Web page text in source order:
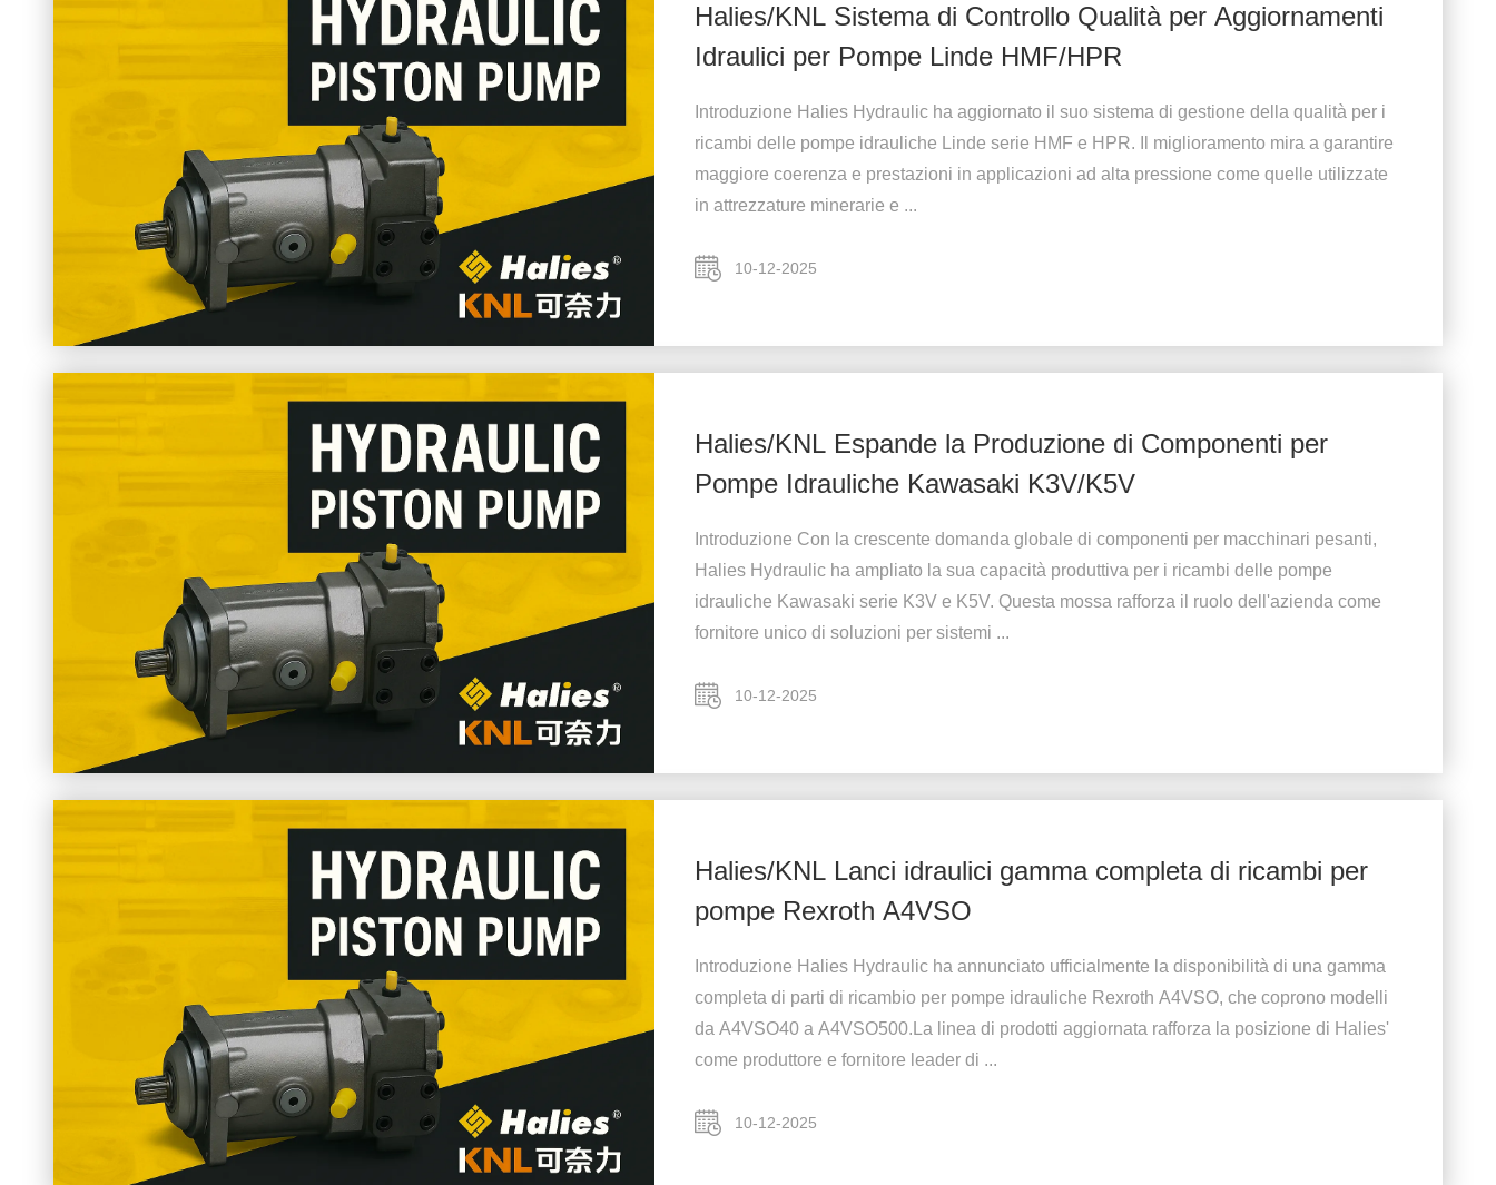
Halies/KNL Sistema di Controllo Qualità per Aggiornamenti
Idraulici per Pompe Linde HMF/HPR
Introduzione Halies Hydraulic ha aggiornato il suo sistema di gestione della qualità per i
ricambi delle pompe idrauliche Linde serie HMF e HPR. Il miglioramento mira a garantire
maggiore coerenza e prestazioni in applicazioni ad alta pressione come quelle utilizzate
in attrezzature minerarie e ...
10-12-2025
Halies/KNL Espande la Produzione di Componenti per
Pompe Idrauliche Kawasaki K3V/K5V
Introduzione Con la crescente domanda globale di componenti per macchinari pesanti,
Halies Hydraulic ha ampliato la sua capacità produttiva per i ricambi delle pompe
idrauliche Kawasaki serie K3V e K5V. Questa mossa rafforza il ruolo dell'azienda come
fornitore unico di soluzioni per sistemi ...
10-12-2025
Halies/KNL Lanci idraulici gamma completa di ricambi per
pompe Rexroth A4VSO
Introduzione Halies Hydraulic ha annunciato ufficialmente la disponibilità di una gamma
completa di parti di ricambio per pompe idrauliche Rexroth A4VSO, che coprono modelli
da A4VSO40 a A4VSO500.La linea di prodotti aggiornata rafforza la posizione di Halies'
come produttore e fornitore leader di ...
10-12-2025